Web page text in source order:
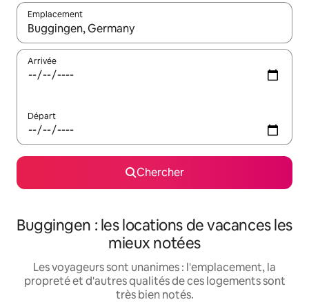
Emplacement
Quand les résultats sont affichés, parcourez-les en utilisant
Arrivée
Départ
Chercher
Buggingen : les locations de vacances les
mieux notées
Les voyageurs sont unanimes : l'emplacement, la
propreté et d'autres qualités de ces logements sont
très bien notés.